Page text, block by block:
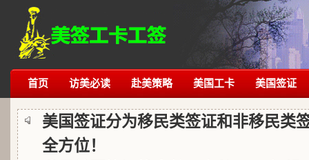
首页 访美必读 赴美策略 美国工卡 美国签证
美国签证分为移民类签证和非移民类
全方位！